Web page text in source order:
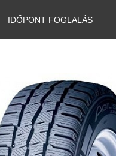
IDŐPONT FOGLALÁS